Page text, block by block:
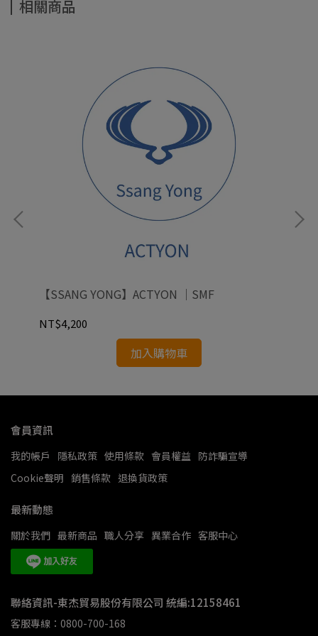
相關商品
【SSANG YONG】ACTYON ｜SMF
NT$4,200
加入購物車
會員資訊
我的帳戶 隱私政策 使用條款 會員權益 防詐騙宣導
Cookie聲明 銷售條款 退換貨政策
最新動態
關於我們 最新商品 職人分享 異業合作 客服中心
聯絡資訊-東杰貿易股份有限公司 統編:12158461
客服專線：0800-700-168